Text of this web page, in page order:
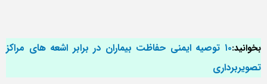
بخوانید:
۱۰ توصیه ایمنی حفاظت بیماران در برابر اشعه های مراکز
تصویربرداری